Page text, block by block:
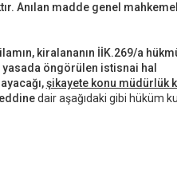
Anılan madde genel
kiralananın İİK.269/a
öngörülen istisnai hal
şikayete konu müdürlük
dair aşağıdaki gibi hüküm